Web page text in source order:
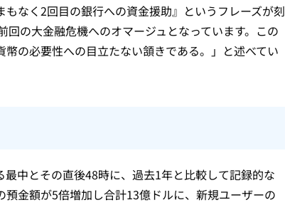
もなく2回目の銀行への資金援助』というフレーズが刻
の大金融危機へのオマージュとなっています。この
の必要性への目立たない頷きである。」と述べてい
中とその直後48時に、過去1年と比較して記録的な
金額が5倍増加し合計13億ドルに、新規ユーザーの